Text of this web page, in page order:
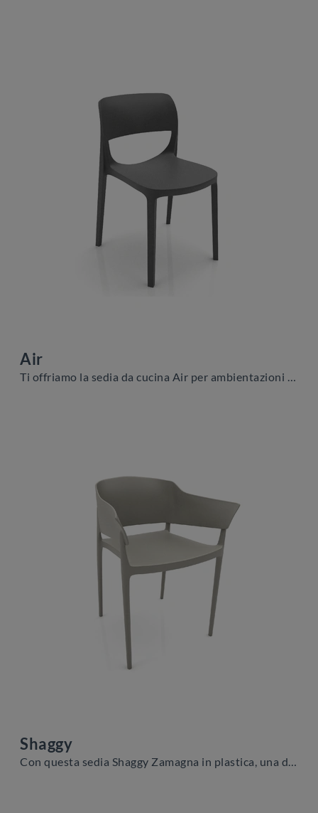
Air
Ti offriamo la sedia da cucina Air per ambientazioni moderne, tra le più belle Sedie fisse di Zamagna.
Shaggy
Con questa sedia Shaggy Zamagna in plastica, una delle nostre sedute fisse moderne, potrai valorizzare i tuoi locali.